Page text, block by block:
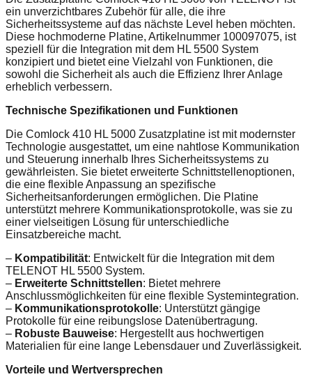
ein unverzichtbares Zubehör für alle, die ihre
Sicherheitssysteme auf das nächste Level heben möchten.
Diese hochmoderne Platine, Artikelnummer 100097075, ist
speziell für die Integration mit dem HL 5500 System
konzipiert und bietet eine Vielzahl von Funktionen, die
sowohl die Sicherheit als auch die Effizienz Ihrer Anlage
erheblich verbessern.
Technische Spezifikationen und Funktionen
Die Comlock 410 HL 5000 Zusatzplatine ist mit modernster
Technologie ausgestattet, um eine nahtlose Kommunikation
und Steuerung innerhalb Ihres Sicherheitssystems zu
gewährleisten. Sie bietet erweiterte Schnittstellenoptionen,
die eine flexible Anpassung an spezifische
Sicherheitsanforderungen ermöglichen. Die Platine
unterstützt mehrere Kommunikationsprotokolle, was sie zu
einer vielseitigen Lösung für unterschiedliche
Einsatzbereiche macht.
– Kompatibilität: Entwickelt für die Integration mit dem
TELENOT HL 5500 System.
– Erweiterte Schnittstellen: Bietet mehrere
Anschlussmöglichkeiten für eine flexible Systemintegration.
– Kommunikationsprotokolle: Unterstützt gängige
Protokolle für eine reibungslose Datenübertragung.
– Robuste Bauweise: Hergestellt aus hochwertigen
Materialien für eine lange Lebensdauer und Zuverlässigkeit.
Vorteile und Wertversprechen